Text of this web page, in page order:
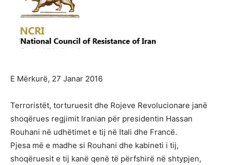
E Mërkurë, 27 Janar 2016
Terroristët, torturuesit dhe Rojeve Revolucionare janë
shoqërues regjimit Iranian për presidentin Hassan
Rouhani në udhëtimet e tij në Itali dhe Francë.
Pjesa më e madhe si Rouhani dhe kabineti i tij,
shoqëruesit e tij kanë qenë të përfshirë në shtypjen,